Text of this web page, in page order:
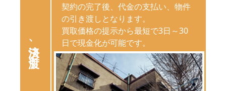
決済、
契約の完了後、代金の支払い、物件
の引き渡しとなります。
買取価格の提示から最短で3日～30
日で現金化が可能です。